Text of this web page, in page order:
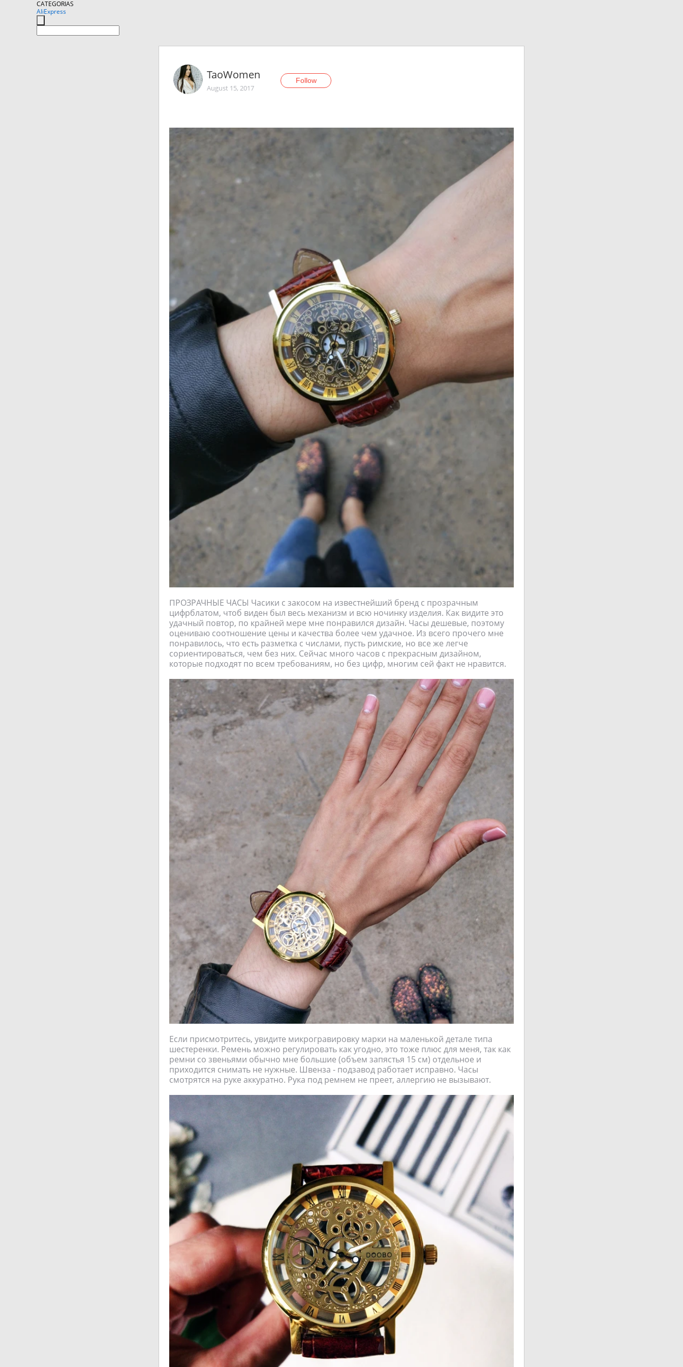
CATEGORIAS
AliExpress
TaoWomen
August 15, 2017
Follow
ПРОЗРАЧНЫЕ ЧАСЫ Часики с закосом на известнейший бренд с прозрачным
цифрблатом, чтоб виден был весь механизм и всю ночинку изделия. Как видите это
удачный повтор, по крайней мере мне понравился дизайн. Часы дешевые, поэтому
оцениваю соотношение цены и качества более чем удачное. Из всего прочего мне
понравилось, что есть разметка с числами, пусть римские, но все же легче
сориентироваться, чем без них. Сейчас много часов с прекрасным дизайном,
которые подходят по всем требованиям, но без цифр, многим сей факт не нравится.
Если присмотритесь, увидите микрогравировку марки на маленькой детале типа
шестеренки. Ремень можно регулировать как угодно, это тоже плюс для меня, так как
ремни со звеньями обычно мне большие (объем запястья 15 см) отдельное и
приходится снимать не нужные. Швенза - подзавод работает исправно. Часы
смотрятся на руке аккуратно. Рука под ремнем не преет, аллергию не вызывают.